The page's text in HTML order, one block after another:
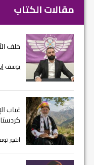
مقالات الكتاب
خلف
يوسف
غياب
اشور